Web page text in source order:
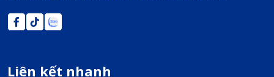
Liên kết nhanh